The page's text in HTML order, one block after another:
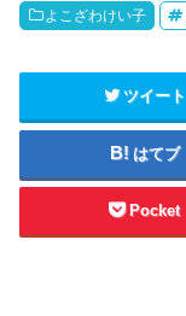
よこざわけい子
ツイート
はてブ
Pocket